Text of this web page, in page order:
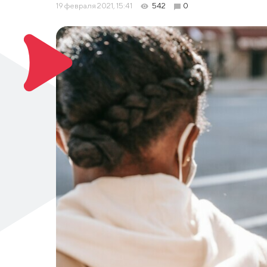
19 февраля 2021, 15:41 542 0